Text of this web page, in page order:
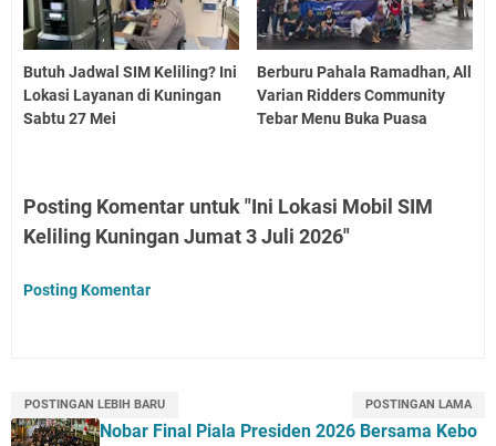
Butuh Jadwal SIM Keliling? Ini
Lokasi Layanan di Kuningan
Sabtu 27 Mei
Berburu Pahala Ramadhan, All
Varian Ridders Community
Tebar Menu Buka Puasa
Posting Komentar untuk "Ini Lokasi Mobil SIM
Keliling Kuningan Jumat 3 Juli 2026"
Posting Komentar
POSTINGAN LEBIH BARU POSTINGAN LAMA
Nobar Final Piala Presiden 2026 Bersama Kebo